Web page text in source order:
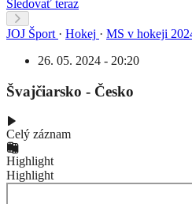
Sledovať teraz
JOJ Šport · Hokej · MS v hokeji
26. 05. 2024 - 20:20
Švajčiarsko - Česko
Celý záznam
Highlight
Highlight